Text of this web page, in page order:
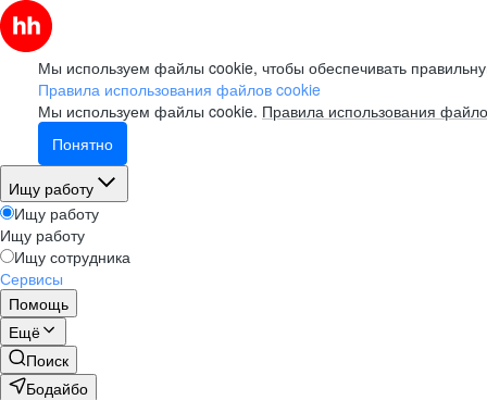
Мы используем файлы cookie, чтобы обеспечивать
Правила использования файлов cookie
Мы используем файлы cookie. Правила использования
Понятно
Ищу работу
Ищу работу
Ищу работу
Ищу сотрудника
Сервисы
Помощь
Ещё
Поиск
Бодайбо